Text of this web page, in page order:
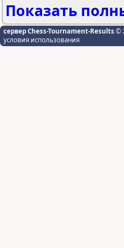
Показать
сервер Chess-Tournament-Results ©
условия использования